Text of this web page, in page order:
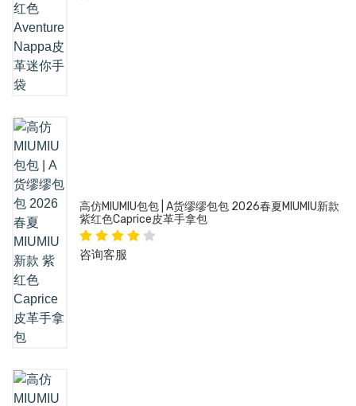
高仿MIUMIU包包 | A货缪缪包包 2026春夏MIUMIU新款
紫红色Caprice皮革手拿包
咨询客服